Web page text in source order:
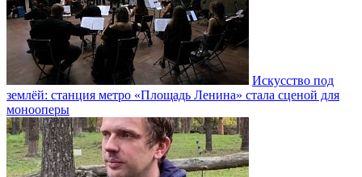
Искусство под
землёй: станция метро «Площадь Ленина» стала сценой для
монооперы